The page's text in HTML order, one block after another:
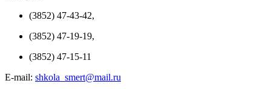
(3852) 47-43-42,
(3852) 47-19-19,
(3852) 47-15-11
E-mail: shkola_smert@mail.ru